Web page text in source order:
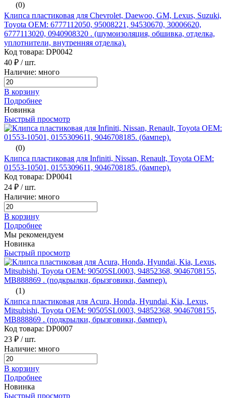
(0)
Клипса пластиковая для Chevrolet, Daewoo, GM, Lexus, Suzuki,
Toyota ОЕМ: 6777112050, 95008221, 94530670, 30006620,
6777113020, 0940908320 . (шумоизоляция, обшивка, отделка,
уплотнители, внутренняя отделка).
Код товара: DP0042
40 ₽ / шт.
Наличие: много
В корзину
Подробнее
Новинка
Быстрый просмотр
(0)
Клипса пластиковая для Infiniti, Nissan, Renault, Toyota ОЕМ:
01553-10501, 0155309611, 9046708185. (бампер).
Код товара: DP0041
24 ₽ / шт.
Наличие: много
В корзину
Подробнее
Мы рекомендуем
Новинка
Быстрый просмотр
(1)
Клипса пластиковая для Acura, Honda, Hyundai, Kia, Lexus,
Mitsubishi, Toyota ОЕМ: 90505SL0003, 94852368, 9046708155,
MB888869 . (подкрылки, брызговики, бампер).
Код товара: DP0007
23 ₽ / шт.
Наличие: много
В корзину
Подробнее
Новинка
Быстрый просмотр